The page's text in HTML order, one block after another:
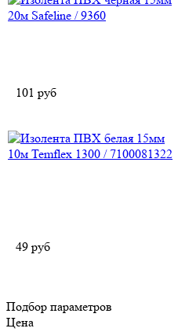
101 руб
49 руб
Подбор параметров
Цена